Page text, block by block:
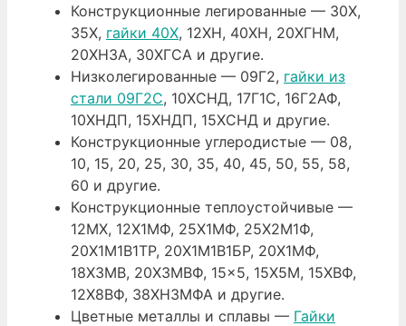
Конструкционные легированные — 30Х,
35Х, гайки 40Х, 12ХН, 40ХН, 20ХГНМ,
20ХН3А, 30ХГСА и другие.
Низколегированные — 09Г2, гайки из
стали 09Г2С, 10ХСНД, 17Г1С, 16Г2АФ,
10ХНДП, 15ХНДП, 15ХСНД и другие.
Конструкционные углеродистые — 08,
10, 15, 20, 25, 30, 35, 40, 45, 50, 55, 58,
60 и другие.
Конструкционные теплоустойчивые —
12МХ, 12Х1МФ, 25Х1МФ, 25Х2М1Ф,
20Х1М1В1ТР, 20Х1М1В1БР, 20Х1МФ,
18Х3МВ, 20Х3МВФ, 15×5, 15Х5М, 15ХВФ,
12Х8ВФ, 38ХН3МФА и другие.
Цветные металлы и сплавы — Гайки